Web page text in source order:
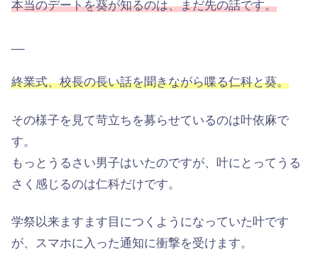
本当のデートを葵が知るのは、まだ先の話です。
終業式、校長の長い話を聞きながら喋る仁科と葵。
その様子を見て苛立ちを募らせているのは叶依麻で
す。
もっとうるさい男子はいたのですが、叶にとってうる
さく感じるのは仁科だけです。
学祭以来ますます目につくようになっていた叶です
が、スマホに入った通知に衝撃を受けます。